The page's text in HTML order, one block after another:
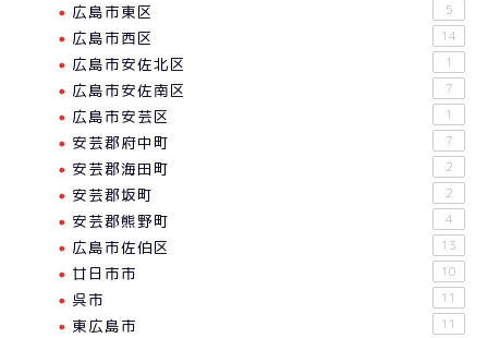
広島市東区 5
広島市西区 14
広島市安佐北区 1
広島市安佐南区 7
広島市安芸区 1
安芸郡府中町 7
安芸郡海田町 2
安芸郡坂町 2
安芸郡熊野町 4
広島市佐伯区 13
廿日市市 10
呉市 11
東広島市 11